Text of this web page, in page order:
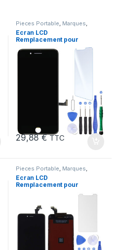
Pieces Portable, Marques,
Apple iPhone 7 Plus
Ecran LCD
Remplacement pour
+Verre Trempe +Kit
29,88€ TTC
Pieces Portable, Marques,
Apple iPhone 6
Ecran LCD
Remplacement pour